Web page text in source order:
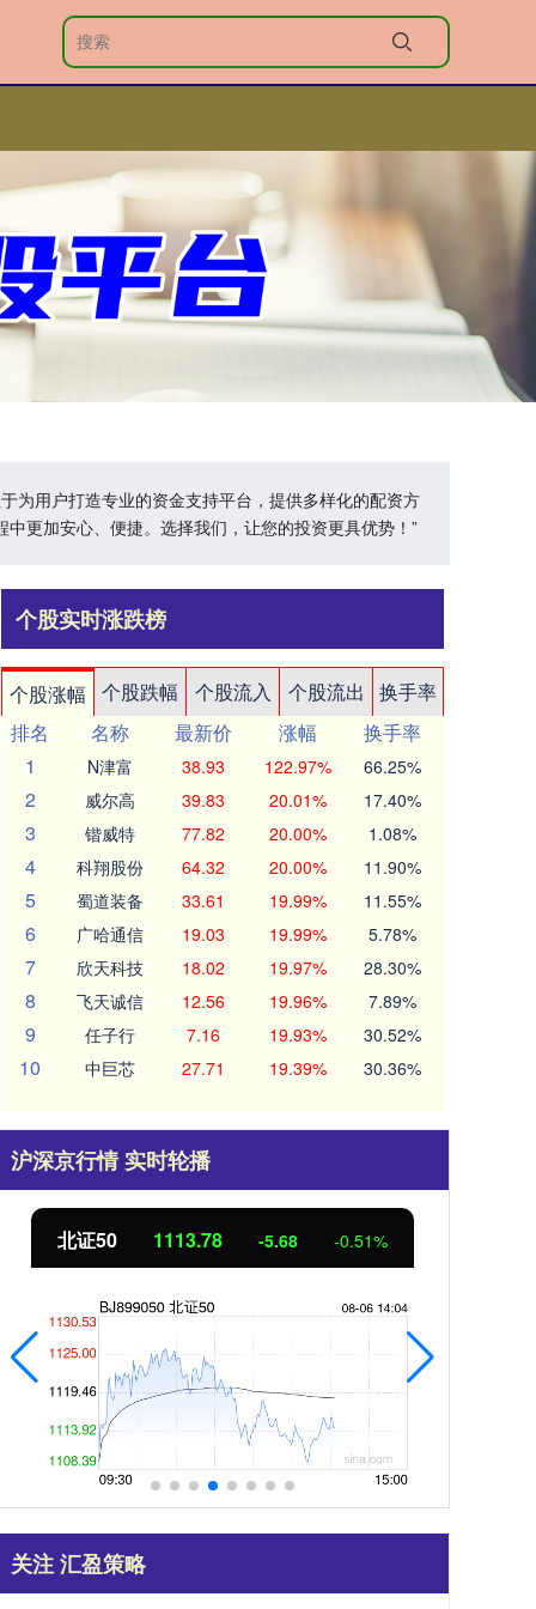
为用户打造专业的资金支持平台，提供多样化的配资方
更加安心、便捷。选择我们，让您的投资更具优势！”
个股实时涨跌榜
个股涨幅 个股跌幅 个股流入 个股流出
换手率
排名
名称 最新价 涨幅
换手率
1
N津富 38.93 122.97% 66.25%
2 威尔高 39.83 20.01% 17.40%
3 锴威特 77.82 20.00% 1.08%
4 科翔股份 64.32 20.00% 11.90%
5 蜀道装备 33.61 19.99% 11.55%
6 广哈通信 19.03 19.99% 5.78%
7 欣天科技 18.02 19.97% 28.30%
8 飞天诚信 12.56 19.96% 7.89%
9 任子行 7.16 19.93% 30.52%
10 中巨芯 27.71 19.39% 30.36%
沪深京行情 实时轮播
北证50 1113.97 -5.49 -0.49%
关注 汇盈策略